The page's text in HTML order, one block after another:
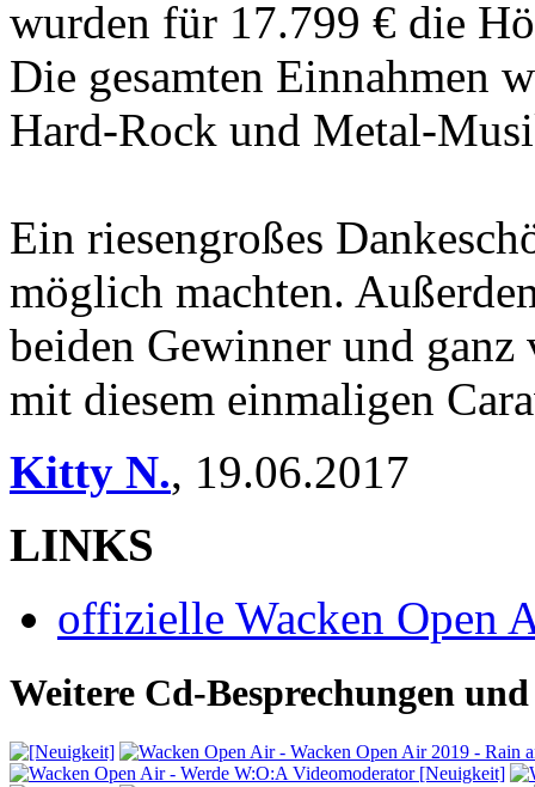
wurden für 17.799 € die
Die gesamten Einnahmen
Hard-Rock und Metal-
Ein riesengroßes
möglich machten.
beiden Gewinner und
mit diesem einmaligen
Kitty N., 19.06.2017
LINKS
offizielle Wacken Open
Weitere Cd-Besprechungen